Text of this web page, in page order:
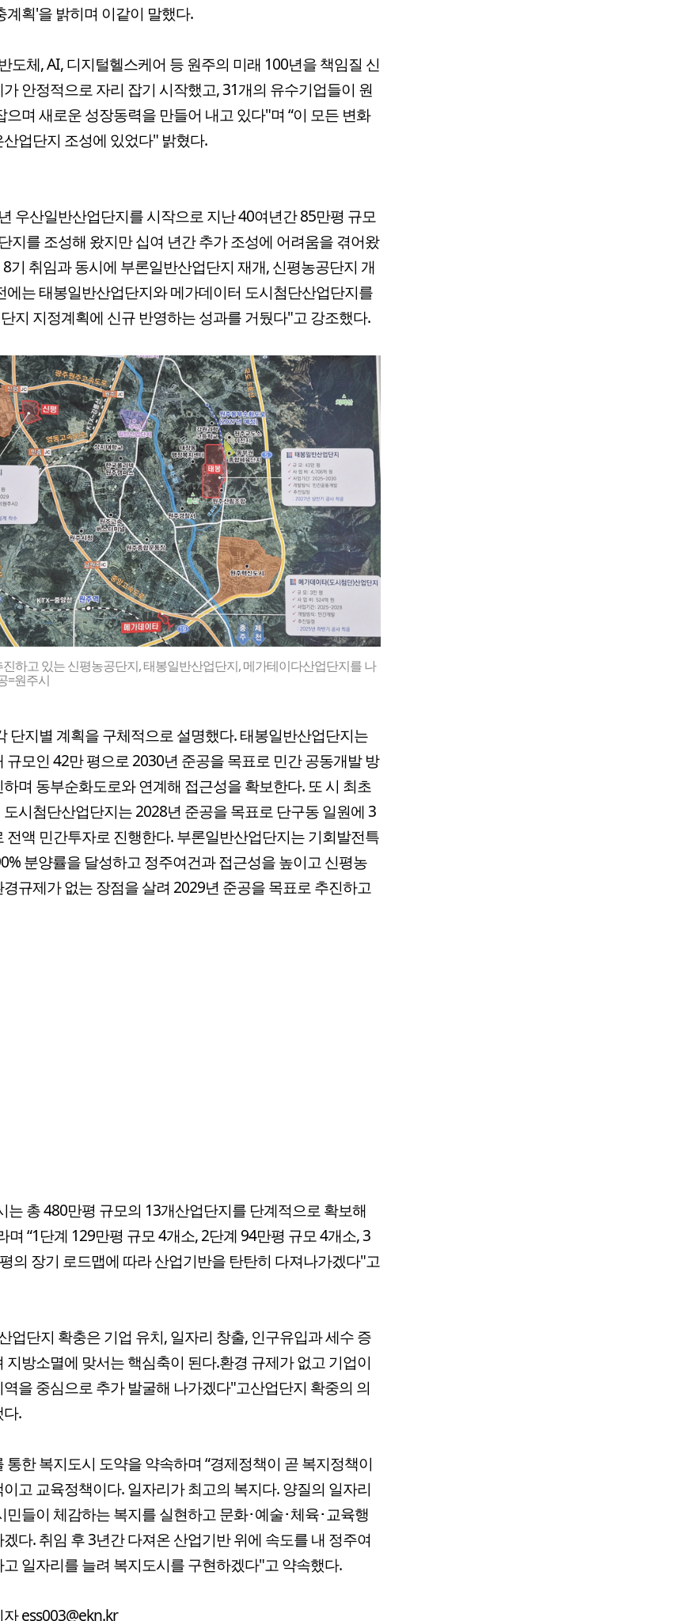
계획'을 밝히며 이같이 말했다.
도체, AI, 디지털헬스케어 등 원주의 미래 100년을 책임질 신
안정적으로 자리 잡기 시작했고, 31개의 유수기업들이 원
으며 새로운 성장동력을 만들어 내고 있다"며 “이 모든 변화
업단지 조성에 있었다" 밝혔다.
우산일반산업단지를 시작으로 지난 40여년간 85만평 규모
지를 조성해 왔지만 십여 년간 추가 조성에 어려움을 겪어왔
8기 취임과 동시에 부론일반산업단지 재개, 신평농공단지 개
에는 태봉일반산업단지와 메가데이터 도시첨단산업단지를
지 지정계획에 신규 반영하는 성과를 거뒀다"고 강조했다.
하고 있는 신평농공단지, 태봉일반산업단지, 메가테이다산업단지를 나
=원주시
단지별 계획을 구체적으로 설명했다. 태봉일반산업단지는
규모인 42만 평으로 2030년 준공을 목표로 민간 공동개발 방
며 동부순화도로와 연계해 접근성을 확보한다. 또 시 최초
시첨단산업단지는 2028년 준공을 목표로 단구동 일원에 3
전액 민간투자로 진행한다. 부론일반산업단지는 기회발전특
분양률을 달성하고 정주여건과 접근성을 높이고 신평농
규제가 없는 장점을 살려 2029년 준공을 목표로 추진하고
는 총 480만평 규모의 13개산업단지를 단계적으로 확보해
며 “1단계 129만평 규모 4개소, 2단계 94만평 규모 4개소, 3
의 장기 로드맵에 따라 산업기반을 탄탄히 다져나가겠다"고
업단지 확충은 기업 유치, 일자리 창출, 인구유입과 세수 증
지방소멸에 맞서는 핵심축이 된다.환경 규제가 없고 기업이
을 중심으로 추가 발굴해 나가겠다"고산업단지 확중의 의
.
통한 복지도시 도약을 약속하며 “경제정책이 곧 복지정책이
고 교육정책이다. 일자리가 최고의 복지다. 양질의 일자리
민들이 체감하는 복지를 실현하고 문화･예술･체육･교육행
다. 취임 후 3년간 다져온 산업기반 위에 속도를 내 정주여
일자리를 늘려 복지도시를 구현하겠다"고 약속했다.
ess003@ekn.kr